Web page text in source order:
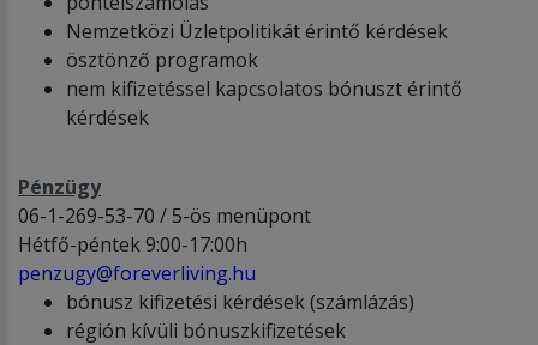
Nemzetközi Üzletpolitikát érintő kérdések
ösztönző programok
nem kifizetéssel kapcsolatos bónuszt érintő
kérdések
Pénzügy
06-1-269-53-70 / 5-ös menüpont
Hétfő-péntek 9:00-17:00h
penzugy@foreverliving.hu
bónusz kifizetési kérdések (számlázás)
régión kívüli bónuszkifizetések